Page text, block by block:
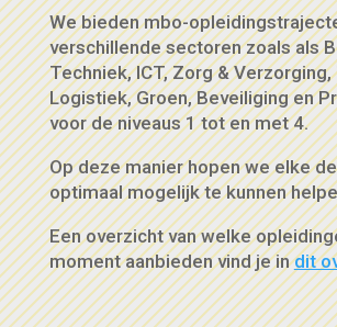
We bieden mbo-
verschillende sectoren zoals als
Techniek, ICT, Zorg &
Logistiek, Groen, Beveiliging en
voor de niveaus 1 tot en met 4.
Op deze manier hopen we elke
optimaal mogelijk te kunnen
Een overzicht van welke
moment aanbieden vind je indit